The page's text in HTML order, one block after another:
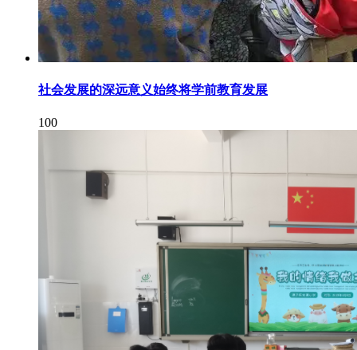
社会发展的深远意义始终将学前教育发展
100